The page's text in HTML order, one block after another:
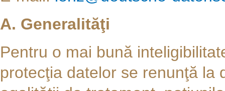
A. Generalităţi
Pentru o mai bună
protecţia datelor se renunţă la